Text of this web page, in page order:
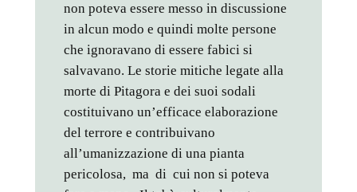
non poteva essere messo in discussione
in alcun modo e quindi molte persone
che ignoravano di essere fabici si
salvavano. Le storie mitiche legate alla
morte di Pitagora e dei suoi sodali
costituivano un’efficace elaborazione
del terrore e contribuivano
all’umanizzazione di una pianta
pericolosa, ma di cui non si poteva